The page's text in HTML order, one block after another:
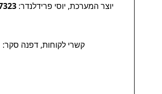
יוצר המערכת, יוסי פרידלנדר:
קשרי לקוחות, דפנה